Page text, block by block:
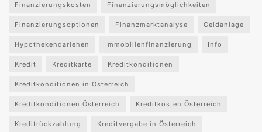
Finanzierungskosten Finanzierungsmöglichkeiten
Finanzierungsoptionen Finanzmarktanalyse Geldanlage
Hypothekendarlehen Immobilienfinanzierung Info
Kredit Kreditkarte Kreditkonditionen
Kreditkonditionen in Österreich
Kreditkonditionen Österreich Kreditkosten Österreich
Kreditrückzahlung Kreditvergabe in Österreich